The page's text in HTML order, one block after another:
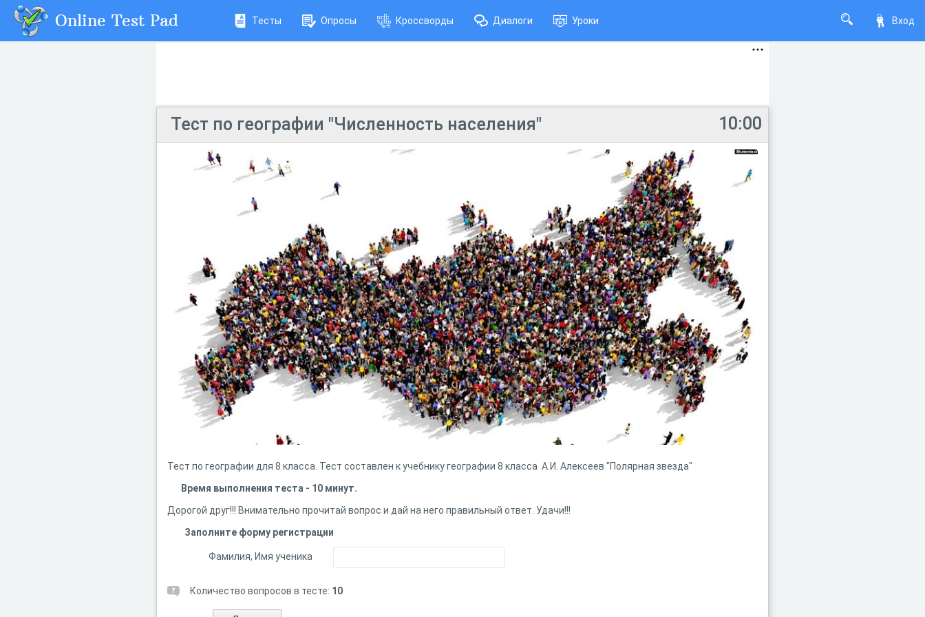
Вход
Online Test Pad Тесты Опросы Кроссворды Диалоги Уроки
10:00
Тест по географии "Численность населения"
Тест по географии для 8 класса. Тест составлен к учебнику географии 8 класса А.И. Алексеев "Полярная звезда"
Время выполнения теста - 10 минут.
Дорогой друг!!! Внимательно прочитай вопрос и дай на него правильный ответ. Удачи!!!
Заполните форму регистрации
Фамилия, Имя ученика
Количество вопросов в тесте: 10